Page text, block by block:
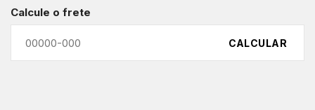
Calcule o frete
CALCULAR